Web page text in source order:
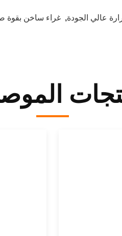
عالي الجودة, غراء ساخن بقوة